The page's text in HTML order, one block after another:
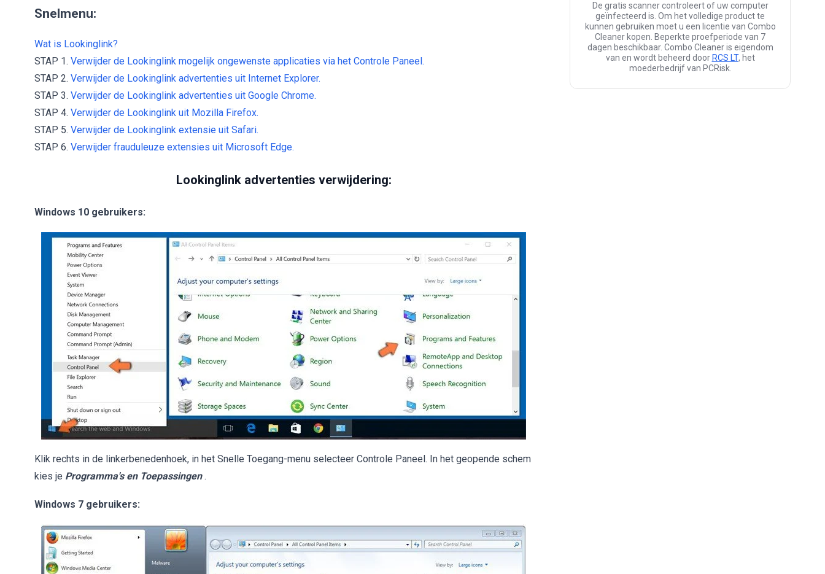
Snelmenu:
Wat is Lookinglink?
STAP 1. Verwijder de Lookinglink mogelijk ongewenste applicaties via het Controle Paneel.
STAP 2. Verwijder de Lookinglink advertenties uit Internet Explorer.
STAP 3. Verwijder de Lookinglink advertenties uit Google Chrome.
STAP 4. Verwijder de Lookinglink uit Mozilla Firefox.
STAP 5. Verwijder de Lookinglink extensie uit Safari.
STAP 6. Verwijder frauduleuze extensies uit Microsoft Edge.
Lookinglink advertenties verwijdering:
Windows 10 gebruikers:
Klik rechts in de linkerbenedenhoek, in het Snelle Toegang-menu selecteer Controle Paneel. In het geopende schem
kies je Programma's en Toepassingen .
Windows 7 gebruikers:
De gratis scanner controleert of uw computer
geïnfecteerd is. Om het volledige product te
kunnen gebruiken moet u een licentie van Combo
Cleaner kopen. Beperkte proefperiode van 7
dagen beschikbaar. Combo Cleaner is eigendom
van en wordt beheerd door RCS LT, het
moederbedrijf van PCRisk.